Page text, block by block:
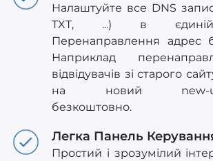
Налаштуйте все DNS
TXT, ...) в єдиній
Перенаправлення адрес
Наприклад
відвідувачів зі старого
на новий new-
безкоштовно.
Легка Панель
Простий і зрозумілий